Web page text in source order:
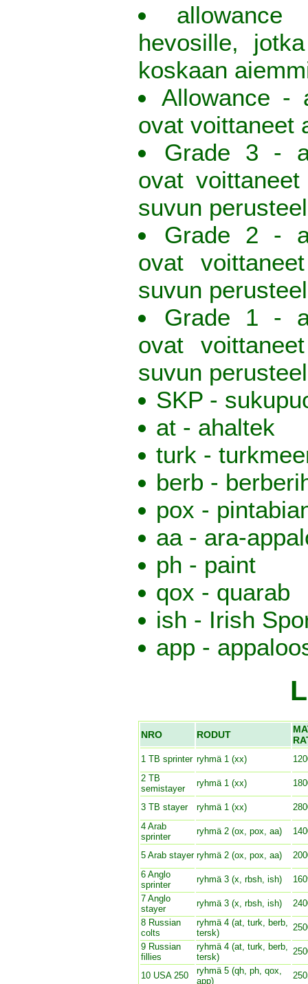
hevosille,
koskaan
Allowance -
ovat voittaneet
Grade 3 -
ovat
suvun
Grade 2 -
ovat
suvun
Grade 1 -
ovat
suvun
SKP -
at - ahaltek
turk -
berb -
pox -
aa - ara-
ph - paint
qox - quarab
ish - Irish
app -
NRO RODUT
1 TB sprinter ryhmä 1 (xx)
2 TB
semistayer
ryhmä 1 (xx)
3 TB stayer ryhmä 1 (xx)
4 Arab
sprinter
ryhmä 2 (ox, pox, aa)
5 Arab stayer ryhmä 2 (ox, pox, aa)
6 Anglo
sprinter
ryhmä 3 (x, rbsh, ish)
7 Anglo
stayer
ryhmä 3 (x, rbsh, ish)
8 Russian
colts
ryhmä 4 (at, turk, berb,
tersk)
9 Russian
fillies
ryhmä 4 (at, turk, berb,
tersk)
10 USA 250
ryhmä 5 (qh, ph, qox,
app)